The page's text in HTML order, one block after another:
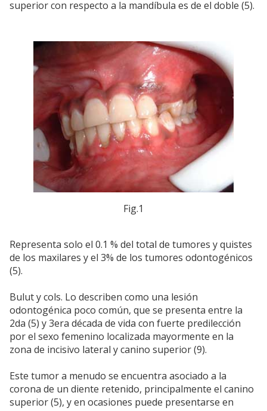
superior con respecto a la mandíbula es de el doble (5).
Fig.1
Representa solo el 0.1 % del total de tumores y quistes
de los maxilares y el 3% de los tumores odontogénicos
(5).
Bulut y cols. Lo describen como una lesión
odontogénica poco común, que se presenta entre la
2da (5) y 3era década de vida con fuerte predilección
por el sexo femenino localizada mayormente en la
zona de incisivo lateral y canino superior (9).
Este tumor a menudo se encuentra asociado a la
corona de un diente retenido, principalmente el canino
superior (5), y en ocasiones puede presentarse en